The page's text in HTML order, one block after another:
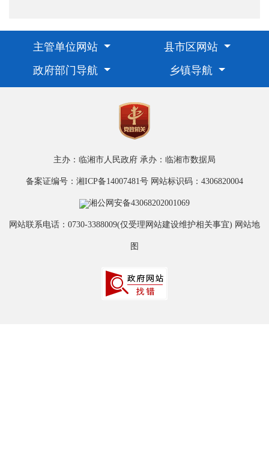
主管单位网站
县市区网站
政府部门导航
乡镇导航
主办：临湘市人民政府 承办：临湘市数据局
备案证编号：湘ICP备14007481号 网站标识码：4306820004
湘公网安备43068202001069
网站联系电话：0730-3388009(仅受理网站建设维护相关事宜) 网站地
图